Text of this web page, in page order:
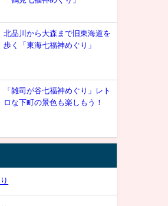
北品川から大森まで旧東海道を
歩く「東海七福神めぐり」
「雑司が谷七福神めぐり」レト
ロな下町の景色も楽しもう！